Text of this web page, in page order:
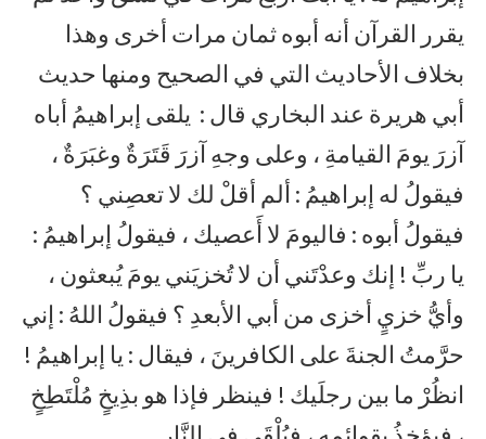
يقرر القرآن أنه أبوه ثمان مرات أخرى وهذا
بخلاف الأحاديث التي في الصحيح ومنها حديث
أبي هريرة عند البخاري قال : يلقى إبراهيمُ أباه
آزرَ يومَ القيامةِ ، وعلى وجهِ آزرَ قَتَرَةٌ وغبَرَةٌ ،
فيقولُ له إبراهيمُ : ألم أقلْ لك لا تعصِني ؟
فيقولُ أبوه : فاليومَ لا أَعصيك ، فيقولُ إبراهيمُ :
يا ربِّ ! إنك وعدْتَني أن لا تُخزيَني يومَ يُبعثون ،
وأيُّ خزيٍ أخزى من أبي الأبعدِ ؟ فيقولُ اللهُ : إني
حرَّمتُ الجنةَ على الكافرينَ ، فيقال : يا إبراهيمُ !
انظُرْ ما بين رجلَيك ! فينظر فإذا هو بذِيخٍ مُلْتَطِخٍ